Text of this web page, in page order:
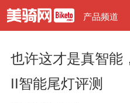
产品频道
也许这才是真智能
II智能尾灯评测